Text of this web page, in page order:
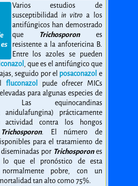
Varios estudios de
susceptibilidadin vitro a los
antifúngicos han demostrado
que Trichosporones
resistente a la anfotericina B.
Entre los azoles se pueden
, que es el antifúngico que
seguido por el posaconazol e
fluconazol
pude ofrecer MICs
para algunas especies de
Las equinocandinas
anidulafungina) prácticamente
actividad contra los hongos
Trichosporon. El número de
para el tratamiento de
diseminadas por Trichosporones
lo que el pronóstico de esta
pobre, con un
tan alto como 75%.